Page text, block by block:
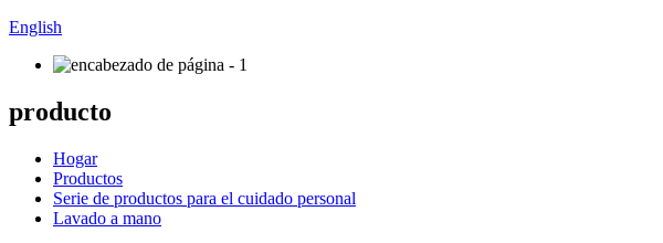
English
producto
Hogar
Productos
Serie de productos para el cuidado personal
Lavado a mano